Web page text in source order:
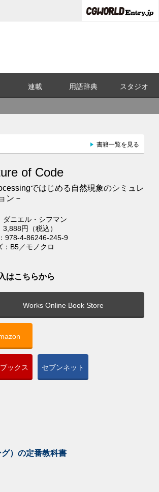
連載 用語辞典 スタジオ
書籍一覧を見る
of Code
ではじめる自然現象のシミュレ
ン－
ダニエル・シフマン
3,888円（税込）
978-4-86246-245-9
：B5／モノクロ
はこちらから
Works Online Book Store
ックス セブンネット
）の定番教科書